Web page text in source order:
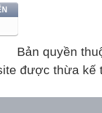
4. Alice doesn't
5. Alice
II. Listen again
Bản quyền
được thừa